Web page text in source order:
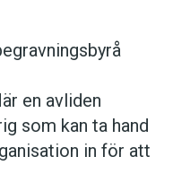
en avliden
som kan ta hand
in för att